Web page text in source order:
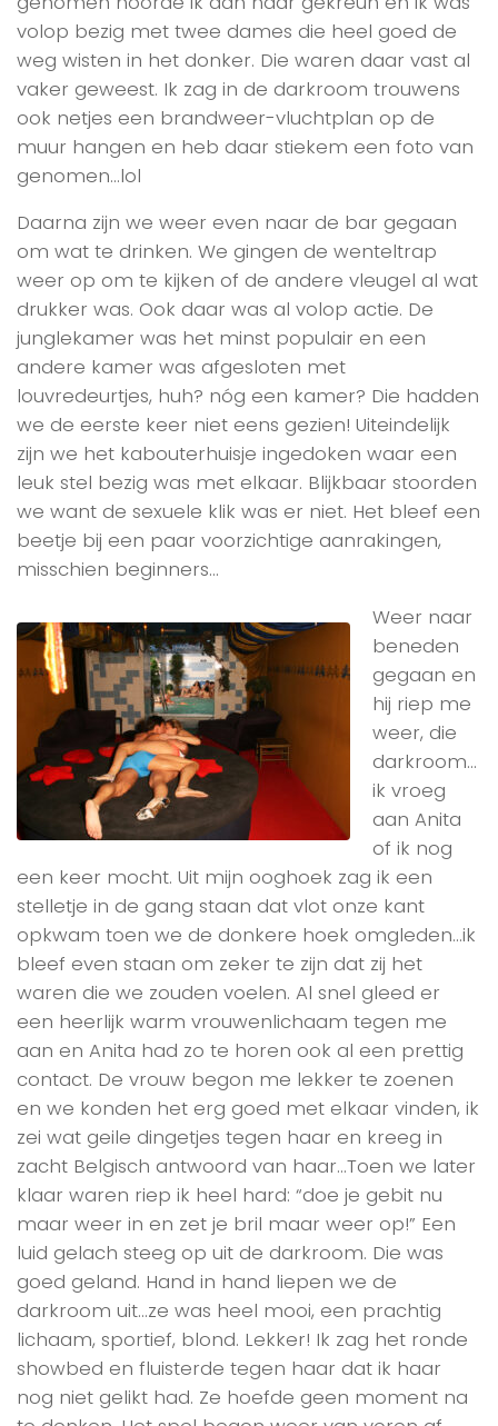
volop bezig met twee dames die heel goed de
weg wisten in het donker. Die waren daar vast al
vaker geweest. Ik zag in de darkroom trouwens
ook netjes een brandweer-vluchtplan op de
muur hangen en heb daar stiekem een foto van
genomen…lol
Daarna zijn we weer even naar de bar gegaan
om wat te drinken. We gingen de wenteltrap
weer op om te kijken of de andere vleugel al wat
drukker was. Ook daar was al volop actie. De
junglekamer was het minst populair en een
andere kamer was afgesloten met
louvredeurtjes, huh? nóg een kamer? Die hadden
we de eerste keer niet eens gezien! Uiteindelijk
zijn we het kabouterhuisje ingedoken waar een
leuk stel bezig was met elkaar. Blijkbaar stoorden
we want de sexuele klik was er niet. Het bleef een
beetje bij een paar voorzichtige aanrakingen,
misschien beginners…
Weer naar
beneden
gegaan en
hij riep me
weer, die
darkroom…
ik vroeg
aan Anita
of ik nog
een keer mocht. Uit mijn ooghoek zag ik een
stelletje in de gang staan dat vlot onze kant
opkwam toen we de donkere hoek omgleden…ik
bleef even staan om zeker te zijn dat zij het
waren die we zouden voelen. Al snel gleed er
een heerlijk warm vrouwenlichaam tegen me
aan en Anita had zo te horen ook al een prettig
contact. De vrouw begon me lekker te zoenen
en we konden het erg goed met elkaar vinden, ik
zei wat geile dingetjes tegen haar en kreeg in
zacht Belgisch antwoord van haar…Toen we later
klaar waren riep ik heel hard: “doe je gebit nu
maar weer in en zet je bril maar weer op!” Een
luid gelach steeg op uit de darkroom. Die was
goed geland. Hand in hand liepen we de
darkroom uit…ze was heel mooi, een prachtig
lichaam, sportief, blond. Lekker! Ik zag het ronde
showbed en fluisterde tegen haar dat ik haar
nog niet gelikt had. Ze hoefde geen moment na